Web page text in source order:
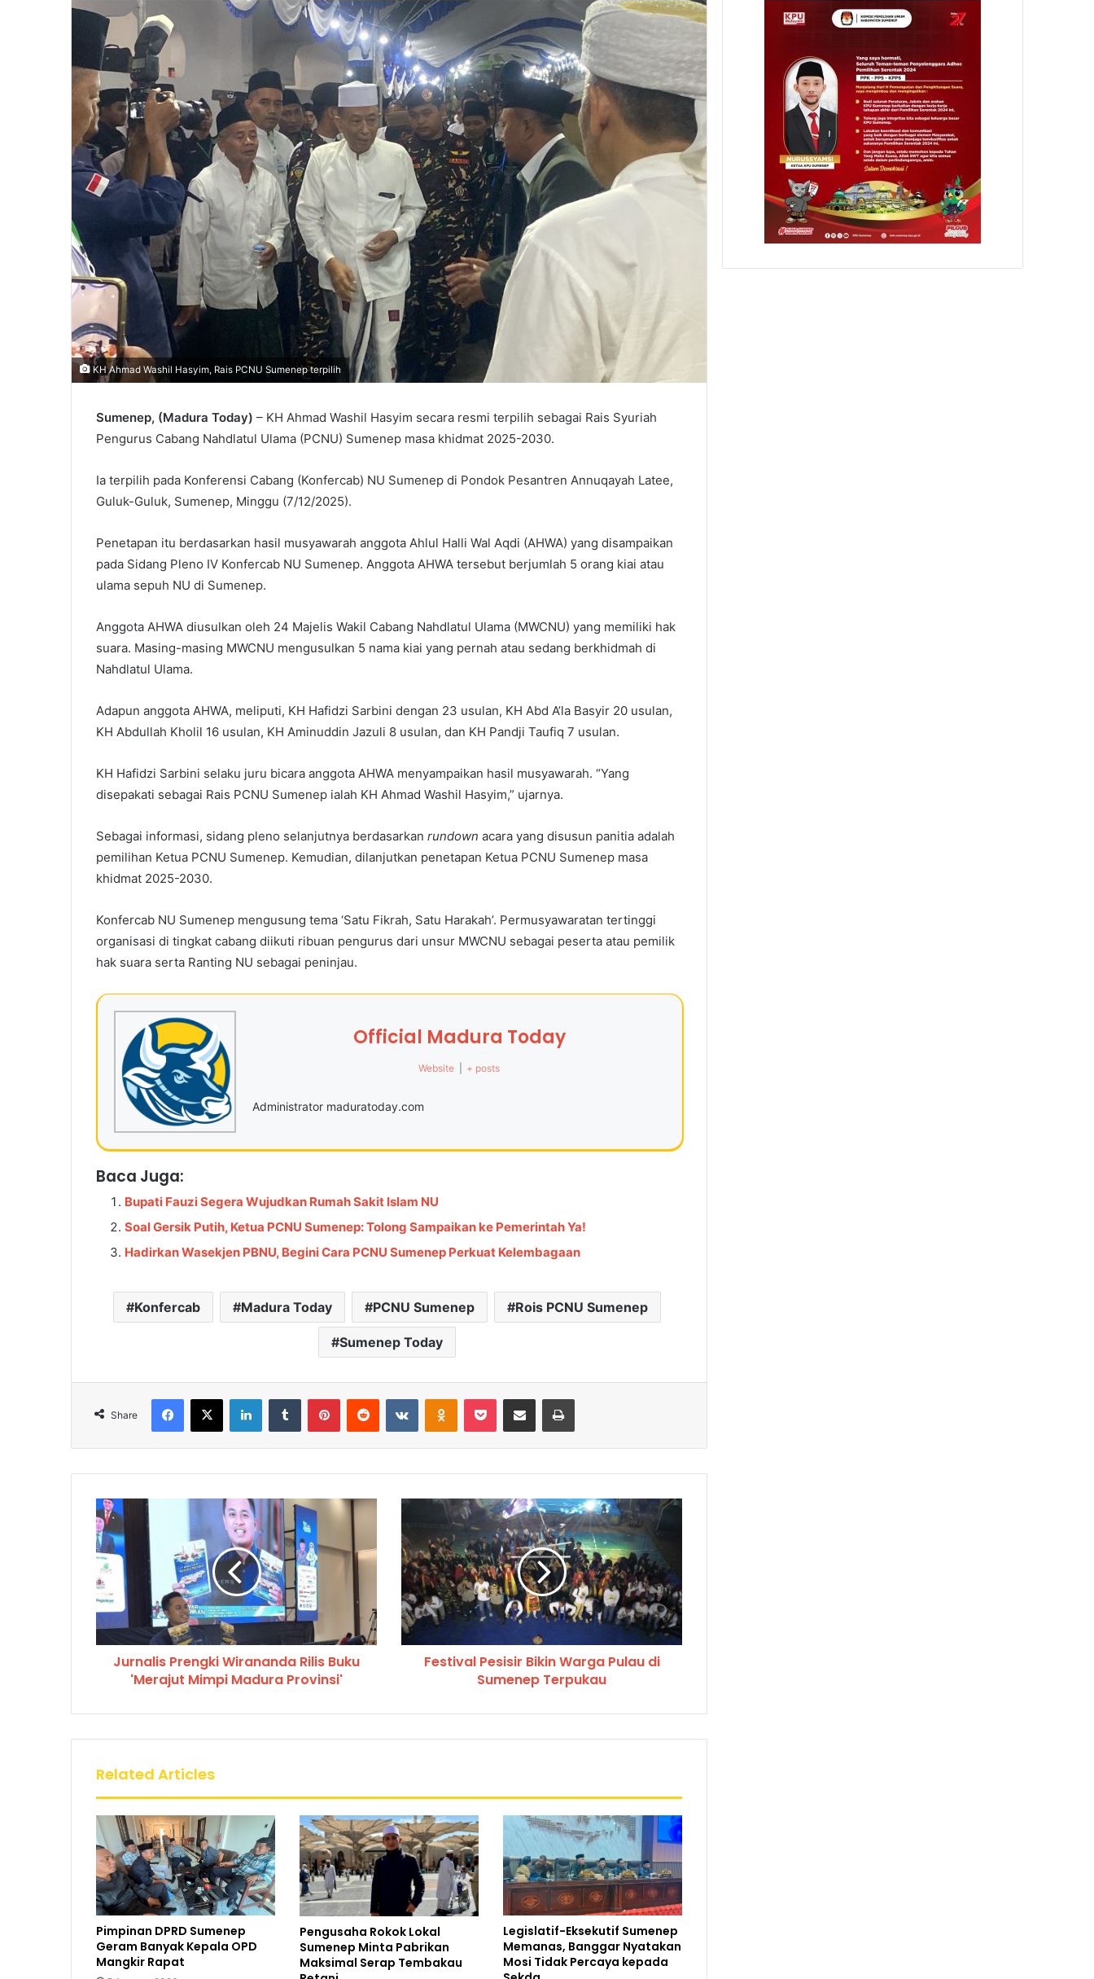
n
a
l
KH Ahmad Washil Hasyim, Rais PCNU Sumenep terpilih
Sumenep, (Madura Today) – KH Ahmad Washil Hasyim secara resmi terpilih sebagai Rais Syuriah
Pengurus Cabang Nahdlatul Ulama (PCNU) Sumenep masa khidmat 2025-2030.
Ia terpilih pada Konferensi Cabang (Konfercab) NU Sumenep di Pondok Pesantren Annuqayah Latee,
Guluk-Guluk, Sumenep, Minggu (7/12/2025).
Penetapan itu berdasarkan hasil musyawarah anggota Ahlul Halli Wal Aqdi (AHWA) yang disampaikan
pada Sidang Pleno IV Konfercab NU Sumenep. Anggota AHWA tersebut berjumlah 5 orang kiai atau
ulama sepuh NU di Sumenep.
Anggota AHWA diusulkan oleh 24 Majelis Wakil Cabang Nahdlatul Ulama (MWCNU) yang memiliki hak
suara. Masing-masing MWCNU mengusulkan 5 nama kiai yang pernah atau sedang berkhidmah di
Nahdlatul Ulama.
Adapun anggota AHWA, meliputi, KH Hafidzi Sarbini dengan 23 usulan, KH Abd A’la Basyir 20 usulan,
KH Abdullah Kholil 16 usulan, KH Aminuddin Jazuli 8 usulan, dan KH Pandji Taufiq 7 usulan.
KH Hafidzi Sarbini selaku juru bicara anggota AHWA menyampaikan hasil musyawarah. “Yang
disepakati sebagai Rais PCNU Sumenep ialah KH Ahmad Washil Hasyim,” ujarnya.
Sebagai informasi, sidang pleno selanjutnya berdasarkan rundown acara yang disusun panitia adalah
pemilihan Ketua PCNU Sumenep. Kemudian, dilanjutkan penetapan Ketua PCNU Sumenep masa
khidmat 2025-2030.
Konfercab NU Sumenep mengusung tema ‘Satu Fikrah, Satu Harakah’. Permusyawaratan tertinggi
organisasi di tingkat cabang diikuti ribuan pengurus dari unsur MWCNU sebagai peserta atau pemilik
hak suara serta Ranting NU sebagai peninjau.
Official Madura Today
Website + posts
Administrator maduratoday.com
Baca Juga:
Bupati Fauzi Segera Wujudkan Rumah Sakit Islam NU
Soal Gersik Putih, Ketua PCNU Sumenep: Tolong Sampaikan ke Pemerintah Ya!
Hadirkan Wasekjen PBNU, Begini Cara PCNU Sumenep Perkuat Kelembagaan
Konfercab Madura Today PCNU Sumenep Rois PCNU Sumenep
Sumenep Today
Share
Jurnalis Prengki Wirananda Rilis Buku
'Merajut Mimpi Madura Provinsi'
Festival Pesisir Bikin Warga Pulau di
Sumenep Terpukau
Related Articles
Pimpinan DPRD Sumenep
Geram Banyak Kepala OPD
Mangkir Rapat
Pengusaha Rokok Lokal
Sumenep Minta Pabrikan
Maksimal Serap Tembakau
Legislatif-Eksekutif Sumenep
Memanas, Banggar Nyatakan
Mosi Tidak Percaya kepada